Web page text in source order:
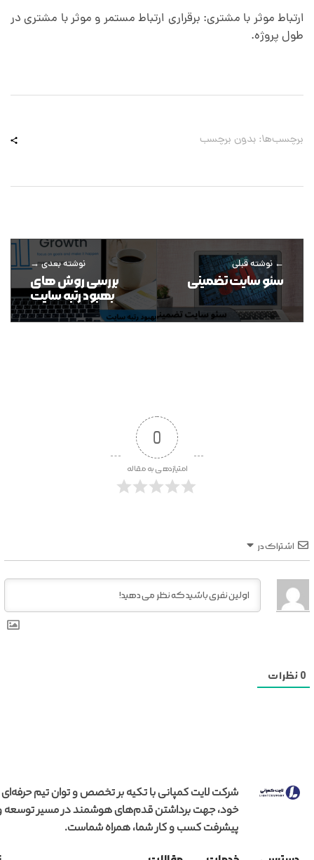
ارتباط موثر با مشتری: برقراری ارتباط مستمر و موثر با مشتری در
طول پروژه.
برچسب‌ها: بدون برچسب
نوشته قبلی
سئو سایت تضمینی
نوشته بعدی
بررسی روش های
بهبود رتبه سایت
0
امتیازدهی به مقاله
اشتراک در
0 نظرات
شرکت لایت کمپانی با تکیه بر تخصص و توان تیم حرفه‌ای
خود، جهت برداشتن قدم‌های هوشمند در مسیر توسعه
پیشرفت کسب و کار شما، همراه شماست.